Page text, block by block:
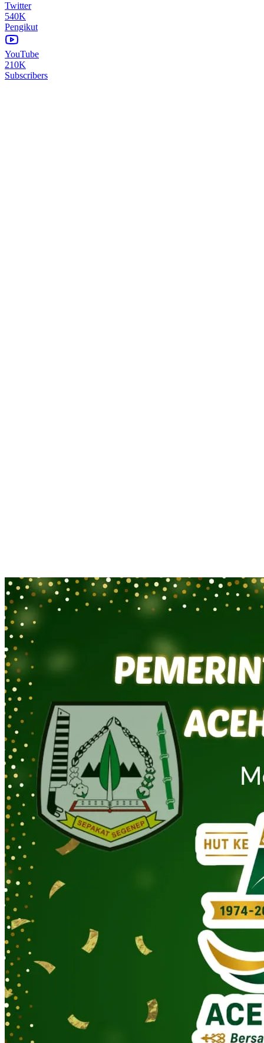
Twitter
540K
Pengikut
YouTube
210K
Subscribers